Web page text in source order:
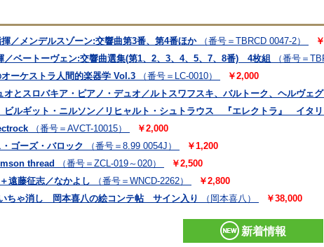
／メンデルスゾーン:交響曲第3番、第4番ほか （番号＝TBRCD 0047-2）
／ベートーヴェン:交響曲選集(第1、2、3、4、5、7、8番) 4枚組
（番号＝
ーケストラ人間的楽器学 Vol.3
（番号＝LC-0010）
￥2,000
オとスロバキア・ピアノ・デュオ／ルトスワフスキ、バルトーク、ヘルヴェグ
ビルギット・ニルソン／リヒャルト・シュトラウス 『エレクトラ』 イタ
（番号＝AVCT-10015）
￥2,000
ゴーズ・バロック
（番号＝8.99 0054J）
￥1,200
thread
（番号＝ZCL-019～020）
￥2,500
遠藤征志／なかよし
（番号＝WNCD-2262）
￥2,800
ちゃ消し 岡本喜八の絵コンテ帖 サイン入り
（岡本喜八） ￥38,000
新着情報